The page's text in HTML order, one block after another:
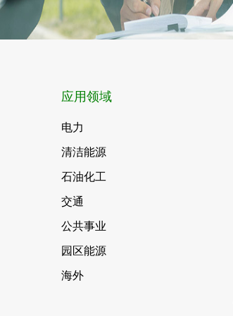
应用领域
电力
清洁能源
石油化工
交通
公共事业
园区能源
海外